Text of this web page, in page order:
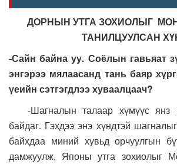
ДОРНЫН УТГА ЗОХИОЛЫГ
ТАНИЛЦУУЛСАН
-Сайн байна уу. Соёлын гавьяат
энгэрээ мялаасанд тань баяр
үеийн сэтгэгдлээ хуваалцаач?
-Шагналын талаар хүмүүс янз
байдаг. Гэхдээ энэ хүндтэй
байхдаа миний хувьд орчуулгын
дамжуулж, Японы утга зохиолыг